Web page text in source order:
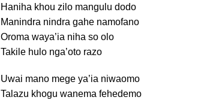
Haniha khou zilo mangulu dodo
Manindra nindra gahe namofano
Oroma waya’ia niha so olo
Takile hulo nga’oto razo
Uwai mano mege ya’ia niwaomo
Talazu khogu wanema fehedemo